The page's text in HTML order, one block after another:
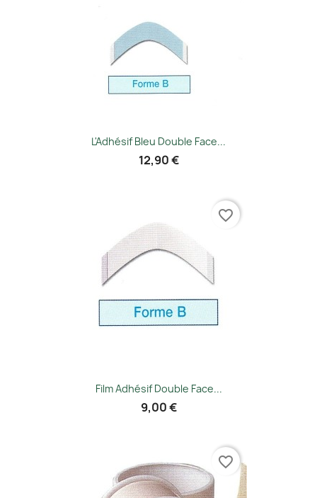
L'Adhésif Bleu Double Face...
12,90 €
Film Adhésif Double Face...
9,00 €
favorite_border
favorite_border